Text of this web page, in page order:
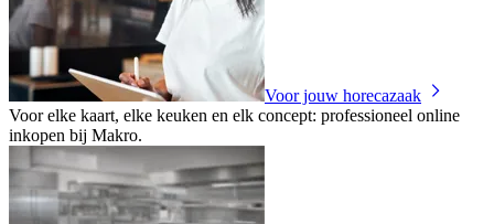
Voor jouw horecazaak
Voor elke kaart, elke keuken en elk concept: professioneel online
inkopen bij Makro.